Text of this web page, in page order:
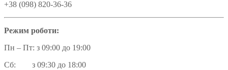
+38 (098) 820-36-36
Режим роботи:
Пн – Пт: з 09:00 до 19:00
Сб: з 09:30 до 18:00